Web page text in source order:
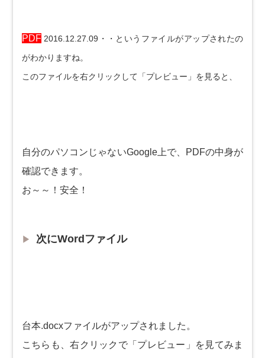
PDF 2016.12.27.09・・というファイルがアップされたの
がわかりますね。
このファイルを右クリックして「プレビュー」を見ると、
自分のパソコンじゃないGoogle上で、PDFの中身が
確認できます。
お～～！安全！
次にWordファイル
台本.docxファイルがアップされました。
こちらも、右クリックで「プレビュー」を見てみま